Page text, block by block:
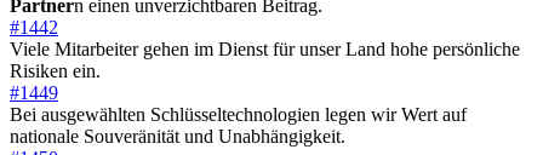
Partnern einen unverzichtbaren Beitrag.
#1442
Viele Mitarbeiter gehen im Dienst für unser Land hohe persönliche
Risiken ein.
#1449
Bei ausgewählten Schlüsseltechnologien legen wir Wert auf
nationale Souveränität und Unabhängigkeit.